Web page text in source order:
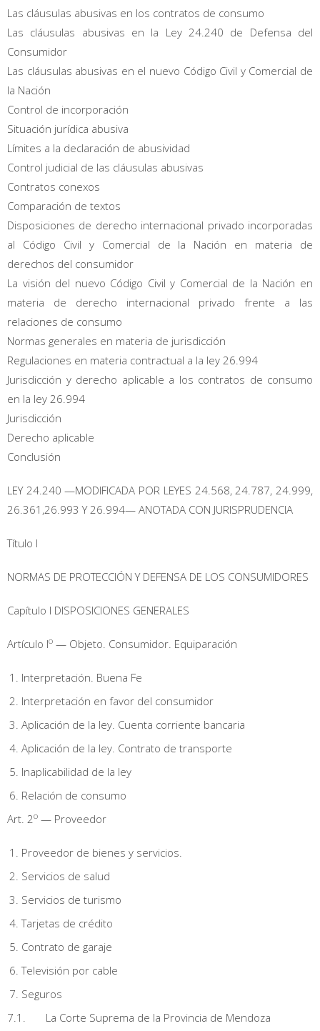
Las cláusulas abusivas en los contratos de consumo
Las cláusulas abusivas en la Ley 24.240 de Defensa del
Consumidor
Las cláusulas abusivas en el nuevo Código Civil y Comercial de
la Nación
Control de incorporación
Situación jurídica abusiva
Límites a la declaración de abusividad
Control judicial de las cláusulas abusivas
Contratos conexos
Comparación de textos
Disposiciones de derecho internacional privado incorporadas
al Código Civil y Comercial de la Nación en materia de
derechos del consumidor
La visión del nuevo Código Civil y Comercial de la Nación en
materia de derecho internacional privado frente a las
relaciones de consumo
Normas generales en materia de jurisdicción
Regulaciones en materia contractual a la ley 26.994
Jurisdicción y derecho aplicable a los contratos de consumo
en la ley 26.994
Jurisdicción
Derecho aplicable
Conclusión
LEY 24.240 —MODIFICADA POR LEYES 24.568, 24.787, 24.999,
26.361,26.993 Y 26.994— ANOTADA CON JURISPRUDENCIA
Título I
NORMAS DE PROTECCIÓN Y DEFENSA DE LOS CONSUMIDORES
Capítulo I DISPOSICIONES GENERALES
Artículo Io — Objeto. Consumidor. Equiparación
Interpretación. Buena Fe
Interpretación en favor del consumidor
Aplicación de la ley. Cuenta corriente bancaria
Aplicación de la ley. Contrato de transporte
lnaplicabilidad de la ley
Relación de consumo
Art. 2o — Proveedor
Proveedor de bienes y servicios.
Servicios de salud
Servicios de turismo
Tarjetas de crédito
Contrato de garaje
Televisión por cable
Seguros
7.1. La Corte Suprema de la Provincia de Mendoza